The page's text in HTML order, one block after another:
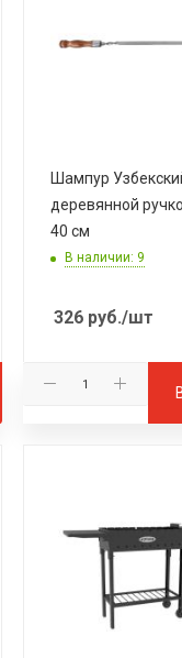
Шампур
деревянной
40 см
В наличии: 9
326руб./шт